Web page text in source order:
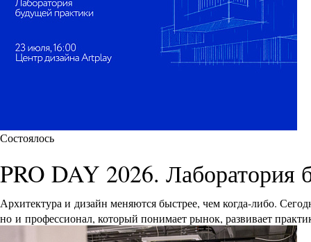
Состоялось
PRO DAY 2026. Лаборатория
Архитектура и дизайн меняются быстрее, чем когда-либо.
но и профессионал, который понимает рынок, развивает